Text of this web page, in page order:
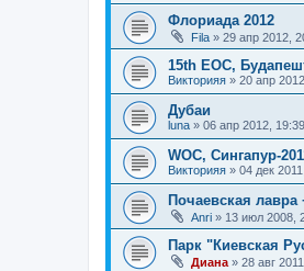
Флориада 2012
Fila » 29 апр 2012,
15th EOC,
Викторияя » 20 апр
Дубаи
luna » 06 апр 2012, 19:39
WOC, Сингапур-
Викторияя » 04 дек
Почаевская
Anri » 13 июл 2008,
Парк "Киевская
Диана» 28 авг